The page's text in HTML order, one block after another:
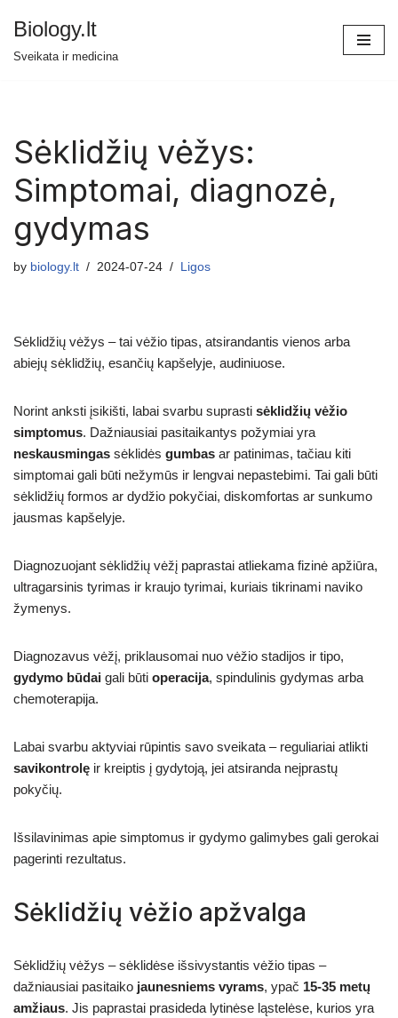
Biology.lt
Sveikata ir medicina
Sėklidžių vėžys:
Simptomai, diagnozė,
gydymas
by biology.lt 2024-07-24 Ligos
Sėklidžių vėžys – tai vėžio tipas, atsirandantis vienos arba
abiejų sėklidžių, esančių kapšelyje, audiniuose.
Norint anksti įsikišti, labai svarbu suprasti sėklidžių vėžio
simptomus. Dažniausiai pasitaikantys požymiai yra
neskausmingas sėklidės gumbas ar patinimas, tačiau kiti
simptomai gali būti nežymūs ir lengvai nepastebimi. Tai gali būti
sėklidžių formos ar dydžio pokyčiai, diskomfortas ar sunkumo
jausmas kapšelyje.
Diagnozuojant sėklidžių vėžį paprastai atliekama fizinė apžiūra,
ultragarsinis tyrimas ir kraujo tyrimai, kuriais tikrinami naviko
žymenys.
Diagnozavus vėžį, priklausomai nuo vėžio stadijos ir tipo,
gydymo būdai gali būti operacija, spindulinis gydymas arba
chemoterapija.
Labai svarbu aktyviai rūpintis savo sveikata – reguliariai atlikti
savikontrolę ir kreiptis į gydytoją, jei atsiranda neįprastų
pokyčių.
Išsilavinimas apie simptomus ir gydymo galimybes gali gerokai
pagerinti rezultatus.
Sėklidžių vėžio apžvalga
Sėklidžių vėžys – sėklidėse išsivystantis vėžio tipas –
dažniausiai pasitaiko jaunesniems vyrams, ypač 15-35 metų
amžiaus. Jis paprastai prasideda lytinėse ląstelėse, kurios yra